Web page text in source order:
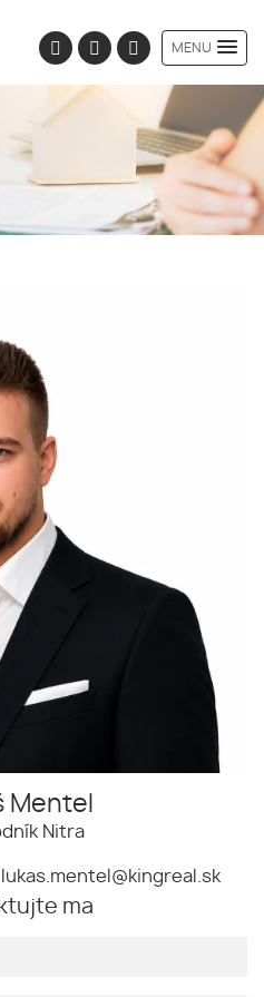
MENU
Mentel
Nitra
lukas.mentel@kingreal.sk
ma